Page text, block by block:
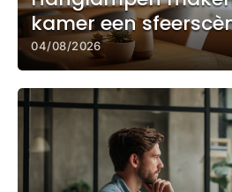
kamer een
04/08/2026